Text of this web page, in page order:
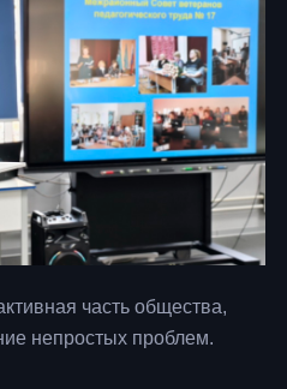
часть общества,
непростых проблем.